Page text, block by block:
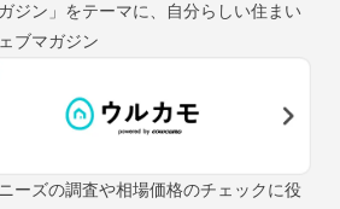
ジン」をテーマに、自分らしい住まい
ブマガジン
ーズの調査や相場価格のチェックに役